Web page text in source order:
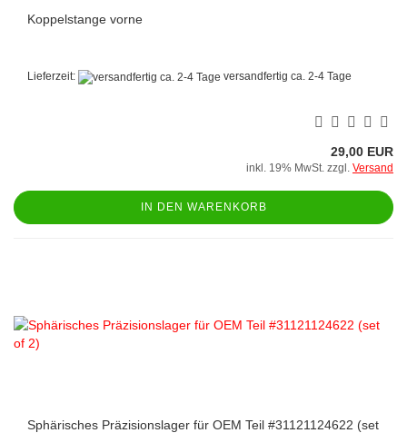
Koppelstange vorne
Lieferzeit: versandfertig ca. 2-4 Tage
29,00 EUR
inkl. 19% MwSt. zzgl. Versand
IN DEN WARENKORB
Sphärisches Präzisionslager für OEM Teil #31121124622 (set